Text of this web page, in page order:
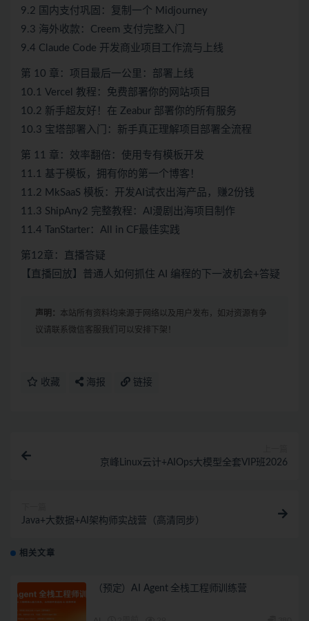
9.2 国内支付巩固：复制一个 Midjourney
9.3 海外收款：Creem 支付完整入门
9.4 Claude Code 开发商业项目工作流与上线
第 10 章：项目最后一公里：部署上线
10.1 Vercel 教程：免费部署你的网站项目
10.2 新手超友好！在 Zeabur 部署你的所有服务
10.3 宝塔部署入门：新手真正理解项目部署全流程
第 11 章：效率翻倍：使用专有模板开发
11.1 基于模板，拥有你的第一个博客！
11.2 MkSaaS 模板：开发AI试衣出海产品，赚2份钱
11.3 ShipAny2 完整教程：AI漫剧出海项目制作
11.4 TanStarter：All in CF最佳实践
第12章：直播答疑
【直播回放】普通人如何抓住 AI 编程的下一波机会+答疑
声明： 本站所有资料均来源于网络以及用户发布，如对资源有争
议请联系微信客服我们可以安排下架！
收藏 海报 链接
京峰Linux云计+AIOps大模型全套VIP班2026
Java+大数据+AI架构师实战营（高清同步）
相关文章
（预定）AI Agent 全栈工程师训练营